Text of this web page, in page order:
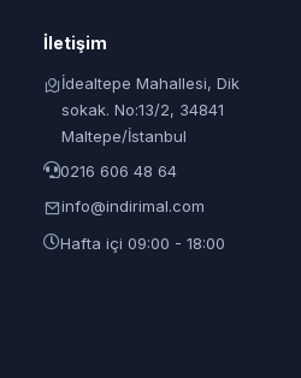
İletişim
İdealtepe Mahallesi, Dik
sokak. No:13/2, 34841
Maltepe/İstanbul
0216 606 48 64
info@indirimal.com
Hafta içi 09:00 - 18:00